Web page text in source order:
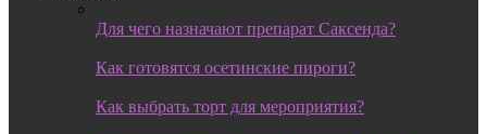
Для чего назначают препарат Саксенда?
Как готовятся осетинские пироги?
Как выбрать торт для мероприятия?